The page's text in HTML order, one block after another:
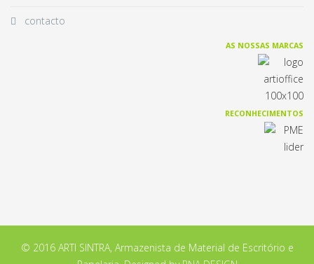
contacto
AS NOSSAS MARCAS
RECONHECIMENTOS
© 2016 ARTI SINTRA, Armazenista de Material de Escritório e